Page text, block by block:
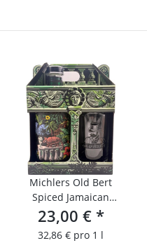
Michlers Old Bert
Spiced Jamaican
Kingston 0,7 l + Glas
23,00 € *
32,86 € pro 1 l